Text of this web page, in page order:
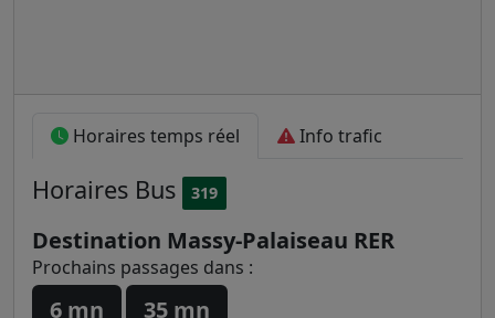
Horaires temps réel Info trafic
Horaires Bus 319
Destination Massy-Palaiseau RER
Prochains passages dans :
6 mn
35 mn